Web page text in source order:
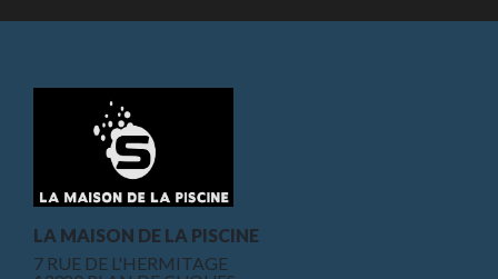
LA MAISON DE LA PISCINE
7 RUE DE L'HERMITAGE